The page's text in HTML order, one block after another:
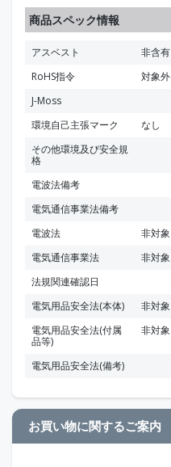
商品スペック情報
アスベスト
非含有
RoHS指令
対象外
J-Moss
環境自己主張マーク
なし
その他環境及び安全規
格
電波法備考
電気通信事業法備考
電波法
非対象
電気通信事業法
非対象
法規関連確認日
電気用品安全法(本体)
非対象
電気用品安全法(付属
品等)
非対象
電気用品安全法(備考)
お買い物に関するご案内